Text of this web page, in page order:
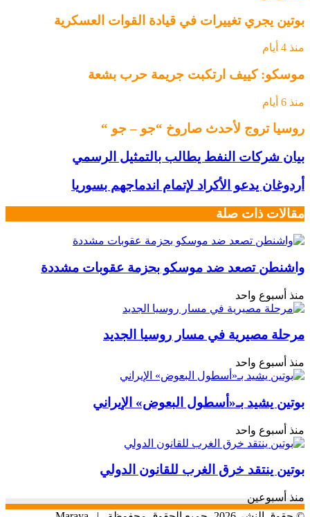
بوتين يجري تغييرات في قيادة القوات العسكرية
منذ 4 أيام
موسكو: كييف ارتكبت جريمة حرب بشعة
منذ 6 أيام
روسيا تروج لأحدث صاروخ “جو – جو “
بيان شركات النفط يطالب بالتمثيل الرسمي
أردوغان يدعو الأكراد لإتمام اندماجهم بسوريا
مقالات ذات صلة
واشنطن تصعد ضد موسكو بحزمة عقوبات مشددة
منذ أسبوع واحد
مرحلة مصيرية في مسار روسيا الجديد
منذ أسبوع واحد
بوتين يشيد بـ«أسطول البعوض» الإيراني
منذ أسبوع واحد
بوتين ينتقد خرق الغرب للقانون الدولي
منذ أسبوعين